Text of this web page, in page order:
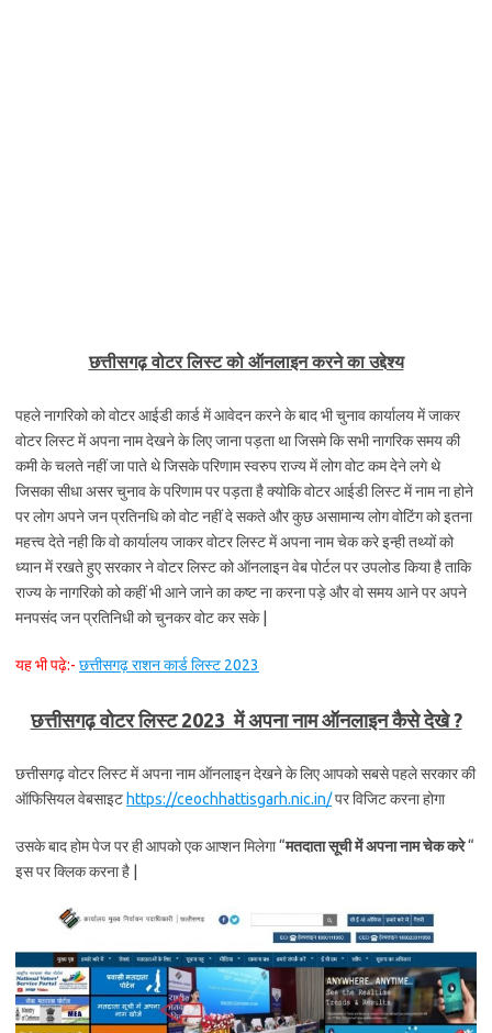
छत्तीसगढ़ वोटर लिस्ट को ऑनलाइन करने का उद्देश्य
पहले नागरिको को वोटर आईडी कार्ड में आवेदन करने के बाद भी चुनाव कार्यालय में जाकर
वोटर लिस्ट में अपना नाम देखने के लिए जाना पड़ता था जिसमे कि सभी नागरिक समय की
कमी के चलते नहीं जा पाते थे जिसके परिणाम स्वरुप राज्य में लोग वोट कम देने लगे थे
जिसका सीधा असर चुनाव के परिणाम पर पड़ता है क्योकि वोटर आईडी लिस्ट में नाम ना होने
पर लोग अपने जन प्रतिनधि को वोट नहीं दे सकते और कुछ असामान्य लोग वोटिंग को इतना
महत्त्व देते नही कि वो कार्यालय जाकर वोटर लिस्ट में अपना नाम चेक करे इन्ही तथ्यों को
ध्यान में रखते हुए सरकार ने वोटर लिस्ट को ऑनलाइन वेब पोर्टल पर उपलोड किया है ताकि
राज्य के नागरिको को कहीं भी आने जाने का कष्ट ना करना पड़े और वो समय आने पर अपने
मनपसंद जन प्रतिनिधी को चुनकर वोट कर सके |
यह भी पढ़े:- छत्तीसगढ़ राशन कार्ड लिस्ट 2023
छत्तीसगढ़ वोटर लिस्ट 2023 में अपना नाम ऑनलाइन कैसे देखे ?
छत्तीसगढ़ वोटर लिस्ट में अपना नाम ऑनलाइन देखने के लिए आपको सबसे पहले सरकार की
ऑफिसियल वेबसाइट https://ceochhattisgarh.nic.in/पर विजिट करना होगा
उसके बाद होम पेज पर ही आपको एक आप्शन मिलेगा “मतदाता सूची में अपना नाम चेक करे“
इस पर क्लिक करना है |